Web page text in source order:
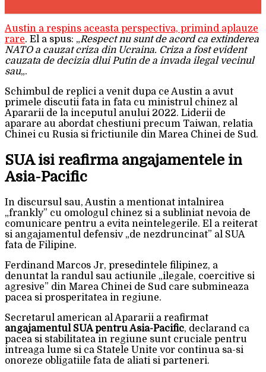
Austin a respins aceasta perspectiva, primind aplauze
rare. El a spus: „Respect nu sunt de acord ca extinderea
NATO a cauzat criza din Ucraina. Criza a fost evident
cauzata de decizia dlui Putin de a invada ilegal vecinul
sau„.
Schimbul de replici a venit dupa ce Austin a avut
primele discutii fata in fata cu ministrul chinez al
Apararii de la inceputul anului 2022. Liderii de
aparare au abordat chestiuni precum Taiwan, relatia
Chinei cu Rusia si frictiunile din Marea Chinei de Sud.
SUA isi reafirma angajamentele in
Asia-Pacific
In discursul sau, Austin a mentionat intalnirea
„frankly” cu omologul chinez si a subliniat nevoia de
comunicare pentru a evita neintelegerile. El a reiterat
si angajamentul defensiv „de nezdruncinat” al SUA
fata de Filipine.
Ferdinand Marcos Jr, presedintele filipinez, a
denuntat la randul sau actiunile „ilegale, coercitive si
agresive” din Marea Chinei de Sud care submineaza
pacea si prosperitatea in regiune.
Secretarul american al Apararii a reafirmat
angajamentul SUA pentru Asia-Pacific, declarand ca
pacea si stabilitatea in regiune sunt cruciale pentru
intreaga lume si ca Statele Unite vor continua sa-si
onoreze obligatiile fata de aliati si parteneri.